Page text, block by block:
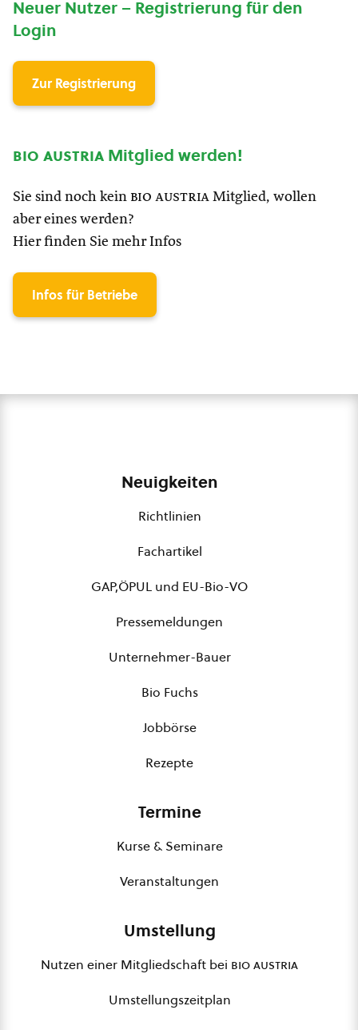
Neuer Nutzer – Registrierung für den
Login
Zur Registrierung
bio austria Mitglied werden!
Sie sind noch kein bio austria Mitglied, wollen
aber eines werden?
Hier finden Sie mehr Infos
Infos für Betriebe
Neuigkeiten
Richtlinien
Fachartikel
GAP,ÖPUL und EU-Bio-VO
Pressemeldungen
Unternehmer-Bauer
Bio Fuchs
Jobbörse
Rezepte
Termine
Kurse & Seminare
Veranstaltungen
Umstellung
Nutzen einer Mitgliedschaft bei bio austria
Umstellungszeitplan